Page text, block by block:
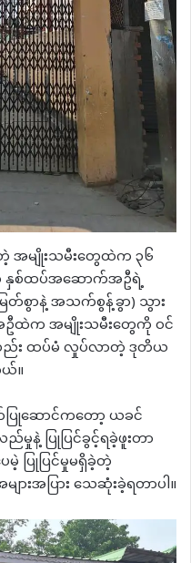
အမျိုးသမီးတွေထဲက ၃၆
နှစ်ထပ်အဆောက်အဦရဲ့
တ်စွာနဲ့ အသက်စွန့်ခွာ) သွား
ထဲက အမျိုးသမီးတွေကို ဝင်
ည်း ထပ်မံ လှုပ်လာတဲ့ ဒုတိယ
။
ြုဆောင်ကတော့ ယခင်
နဲ့ ပြုပြင်ခွင့်ရခဲ့ဖူးတာ
ပြုပြင်မှုမရှိခဲ့တဲ့
ားအပြား သေဆုံးခဲ့ရတာပါ။